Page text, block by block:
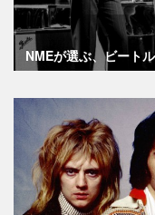
NMEが選ぶ、ビート